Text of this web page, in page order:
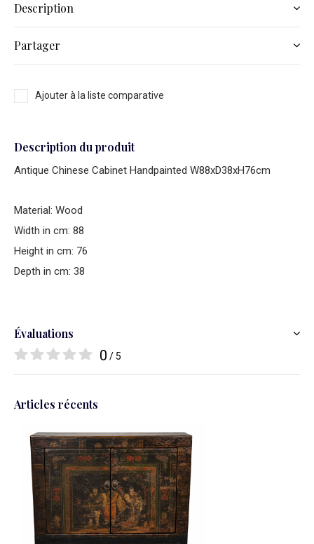
Description
Partager
Ajouter à la liste comparative
Description du produit
Antique Chinese Cabinet Handpainted W88xD38xH76cm
Material: Wood
Width in cm: 88
Height in cm: 76
Depth in cm: 38
Évaluations
0 / 5
Articles récents